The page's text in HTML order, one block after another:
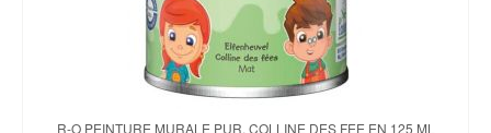
R-O PEINTURE MURALE PUR. COLLINE DES FEE EN 125 ML